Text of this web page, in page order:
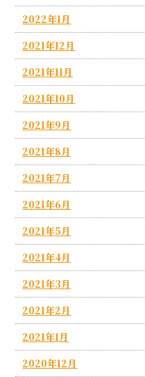
2022年1月
2021年12月
2021年11月
2021年10月
2021年9月
2021年8月
2021年7月
2021年6月
2021年5月
2021年4月
2021年3月
2021年2月
2021年1月
2020年12月